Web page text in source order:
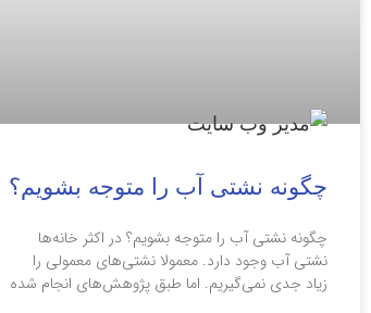
چگونه نشتی آب را متوجه بشویم؟
چگونه نشتی آب را متوجه بشویم؟ در اکثر خانه‌ها
نشتی آب وجود دارد. معمولا نشتی‌های معمولی را
زیاد جدی نمی‌گیریم. اما طبق پژوهش‌های انجام شده